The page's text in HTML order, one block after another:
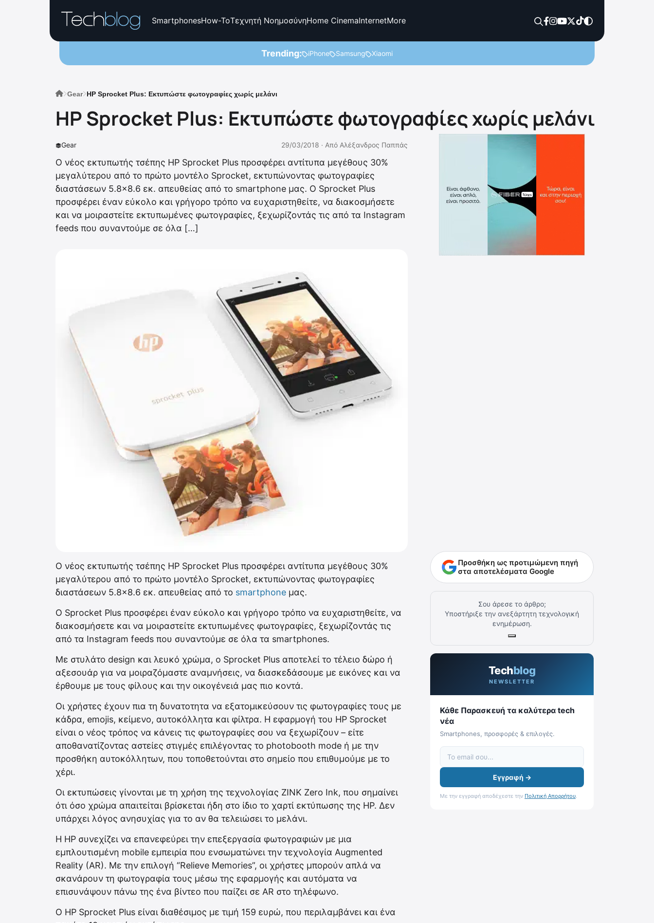
SmartphonesHow-ToΤεχνητή ΝοημοσύνηHome CinemaInternetMore
Trending: iPhone Samsung Xiaomi
Gear HP Sprocket Plus: Εκτυπώστε φωτογραφίες χωρίς μελάνι
HP Sprocket Plus: Εκτυπώστε φωτογραφίες χωρίς μελάνι
Gear 29/03/2018 · Από Αλέξανδρος Παππάς
Ο νέος εκτυπωτής τσέπης HP Sprocket Plus προσφέρει αντίτυπα μεγέθους 30%
μεγαλύτερου από το πρώτο μοντέλο Sprocket, εκτυπώνοντας φωτογραφίες
διαστάσεων 5.8×8.6 εκ. απευθείας από το smartphone μας. Ο Sprocket Plus
προσφέρει έναν εύκολο και γρήγορο τρόπο να ευχαριστηθείτε, να διακοσμήσετε
και να μοιραστείτε εκτυπωμένες φωτογραφίες, ξεχωρίζοντάς τις από τα Instagram
feeds που συναντούμε σε όλα […]
Ο νέος εκτυπωτής τσέπης HP Sprocket Plus προσφέρει αντίτυπα μεγέθους 30%
μεγαλύτερου από το πρώτο μοντέλο Sprocket, εκτυπώνοντας φωτογραφίες
διαστάσεων 5.8×8.6 εκ. απευθείας από το smartphone μας.
Ο Sprocket Plus προσφέρει έναν εύκολο και γρήγορο τρόπο να ευχαριστηθείτε, να
διακοσμήσετε και να μοιραστείτε εκτυπωμένες φωτογραφίες, ξεχωρίζοντάς τις
από τα Instagram feeds που συναντούμε σε όλα τα smartphones.
Με στυλάτο design και λευκό χρώμα, o Sprocket Plus αποτελεί το τέλειο δώρο ή
αξεσουάρ για να μοιραζόμαστε αναμνήσεις, να διασκεδάσουμε με εικόνες και να
έρθουμε με τους φίλους και την οικογένειά μας πιο κοντά.
Οι χρήστες έχουν πια τη δυνατοτητα να εξατομικεύσουν τις φωτογραφίες τους με
κάδρα, emojis, κείμενο, αυτοκόλλητα και φίλτρα. Η εφαρμογή του HP Sprocket
είναι ο νέος τρόπος να κάνεις τις φωτογραφίες σου να ξεχωρίζουν – είτε
αποθανατίζοντας αστείες στιγμές επιλέγοντας το photobooth mode ή με την
προσθήκη αυτοκόλλητων, που τοποθετούνται στο σημείο που επιθυμούμε με το
χέρι.
Οι εκτυπώσεις γίνονται με τη χρήση της τεχνολογίας ZINK Zero Ink, που σημαίνει
ότι όσο χρώμα απαιτείται βρίσκεται ήδη στο ίδιο το χαρτί εκτύπωσης της HP. Δεν
υπάρχει λόγος ανησυχίας για το αν θα τελειώσει το μελάνι.
Η HP συνεχίζει να επανεφεύρει την επεξεργασία φωτογραφιών με μια
εμπλουτισμένη mobile εμπειρία που ενσωματώνει την τεχνολογία Augmented
Reality (AR). Με την επιλογή “Relieve Memories”, οι χρήστες μπορούν απλά να
σκανάρουν τη φωτογραφία τους μέσω της εφαρμογής και αυτόματα να
επισυνάψουν πάνω της ένα βίντεο που παίζει σε AR στο τηλέφωνο.
Ο HP Sprocket Plus είναι διαθέσιμος με τιμή 159 ευρώ, που περιλαμβάνει και ένα
Προσθήκη ως προτιμώμενη πηγή
στα αποτελέσματα Google
Σου άρεσε το άρθρο;
Υποστήριξε την ανεξάρτητη τεχνολογική
ενημέρωση.
Techblog
NEWSLETTER
Κάθε Παρασκευή τα καλύτερα tech
νέα
Smartphones, προσφορές & επιλογές.
Εγγραφή →
Με την εγγραφή αποδέχεστε την Πολιτική Απορρήτου.